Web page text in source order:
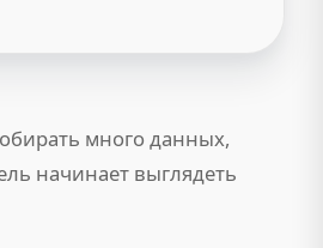
много данных,
начинает выглядеть